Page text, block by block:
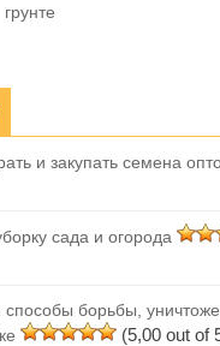
грунте
и закупать семена
сада и огорода
способы борьбы,
(5,00 out of